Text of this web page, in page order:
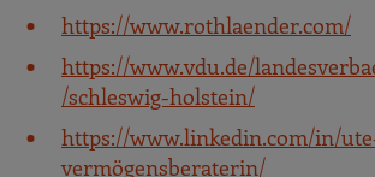
https://www.rothlaender.com/
https://www.vdu.de/
/schleswig-holstein/
https://www.linkedin.com/in/
vermögensberaterin/